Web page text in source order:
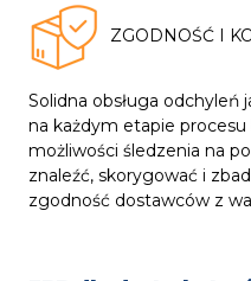
ZGODNOŚĆ I
Solidna obsługa
na każdym etapie
możliwości śledzenia na
znaleźć, skorygować i
zgodność dostawców z